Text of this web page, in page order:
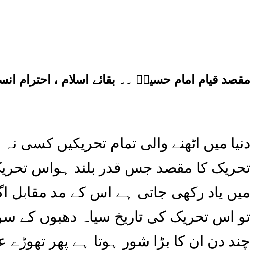
مقصد قیام امام حسینؑ ۔۔ بقائے اسلام ، احترام
دنیا میں اٹھنے والی تمام تحریکیں
تحریک کا مقصد جس قدر بلند ہواس
میں یاد رکھی جاتی ہے اس کے مد مقابل
تو اس تحریک کی تاریخ سیاہ دھبوں کے
چند دن ان کا بڑا شور ہوتا ہے پھر